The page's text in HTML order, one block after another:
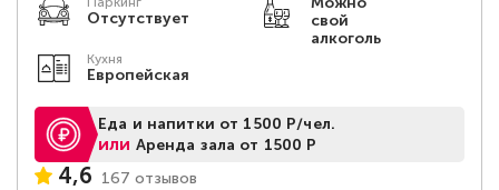
Отсутствует
свой
алкоголь
Кухня
Европейская
Еда и напитки от 1500 Р/чел.
или Аренда зала от 1500 Р
4,6 167 отзывов